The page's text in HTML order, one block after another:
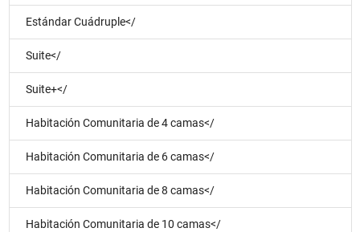
Estándar Cuádruple</
Suite</
Suite+</
Habitación Comunitaria de 4 camas</
Habitación Comunitaria de 6 camas</
Habitación Comunitaria de 8 camas</
Habitación Comunitaria de 10 camas</